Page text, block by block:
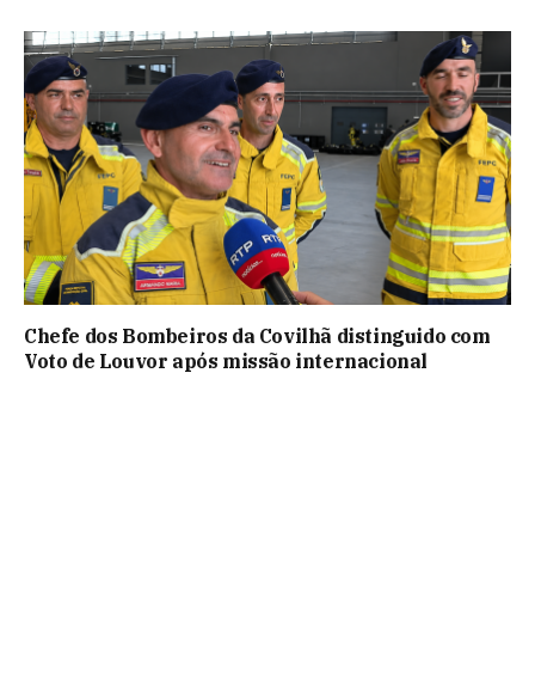
Chefe dos Bombeiros da Covilhã distinguido com
Voto de Louvor após missão internacional